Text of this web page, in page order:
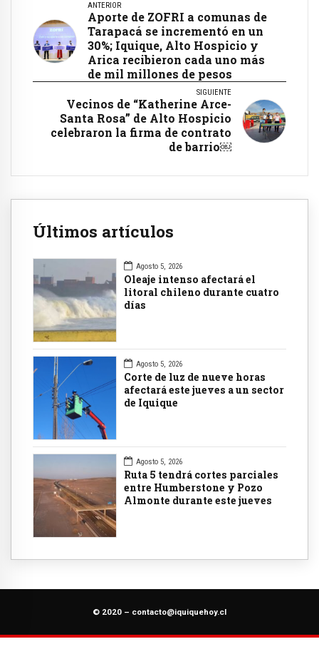
ANTERIOR
Aporte de ZOFRI a comunas de
Tarapacá se incrementó en un
30%; Iquique, Alto Hospicio y
Arica recibieron cada uno más
de mil millones de pesos
SIGUIENTE
Vecinos de “Katherine Arce-
Santa Rosa” de Alto Hospicio
celebraron la firma de contrato
de barrio￼
Últimos artículos
Agosto 5, 2026
Oleaje intenso afectará el
litoral chileno durante cuatro
días
Agosto 5, 2026
Corte de luz de nueve horas
afectará este jueves a un sector
de Iquique
Agosto 5, 2026
Ruta 5 tendrá cortes parciales
entre Humberstone y Pozo
Almonte durante este jueves
© 2020 – contacto@iquiquehoy.cl